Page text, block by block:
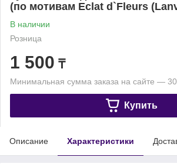
(по мотивам Eclat d`Fleurs
В наличии
Розница
1 500 ₸
Минимальная сумма заказа на сайте —
Купить
Описание Характеристики